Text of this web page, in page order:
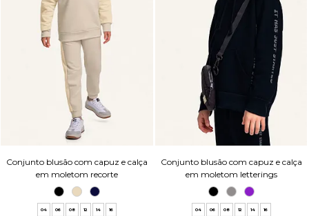
Conjunto blusão com capuz e calça
em moletom recorte
04 06 08 12 14 16
Conjunto blusão com capuz e calça
em moletom letterings
04 06 08 12 14 16